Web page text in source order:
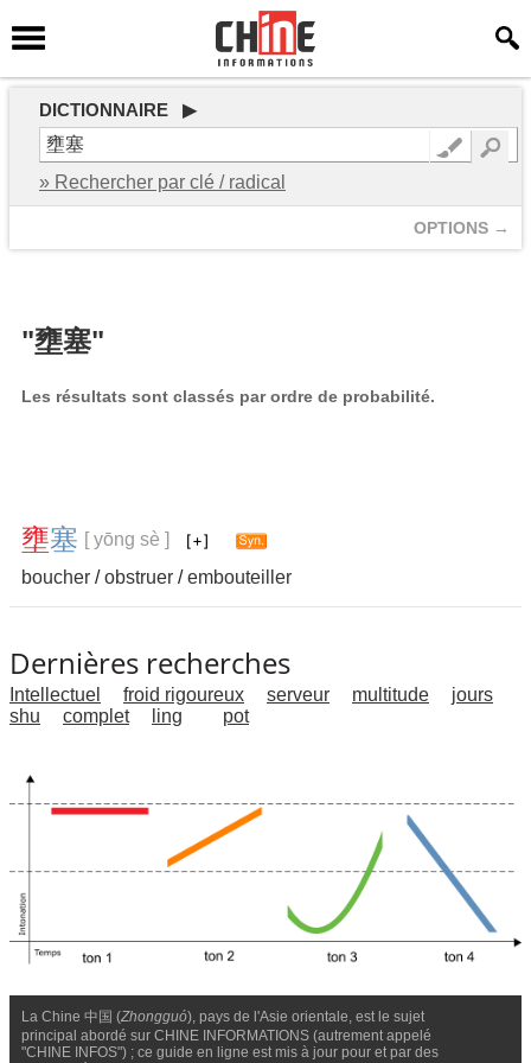
DICTIONNAIRE ▶
» Rechercher par clé / radical
OPTIONS →
"壅塞"
Les résultats sont classés par ordre de probabilité.
壅塞 [ yōng sè ]
boucher /obstruer /embouteiller
Dernières recherches
Intellectuel froid rigoureux serveur multitude
jours
shu
complet ling pot
La Chine 中国 (Zhongguó), pays de l'Asie orientale, est le sujet
principal abordé sur CHINE INFORMATIONS (autrement appelé
"CHINE INFOS") ; ce guide en ligne est mis à jour pour et par des